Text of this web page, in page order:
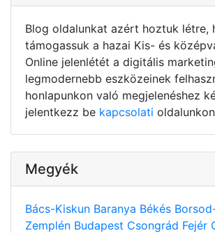
Blog oldalunkat azért hoztuk létre,
támogassuk a hazai Kis- és
Online jelenlétét a digitális
legmodernebb eszközeinek
honlapunkon való megjelenéshez
jelentkezz be kapcsolati
Megyék
Bács-Kiskun Baranya Békés
Zemplén Budapest Csongrád Fejér